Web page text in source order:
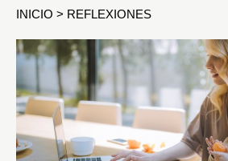
INICIO > REFLEXIONES